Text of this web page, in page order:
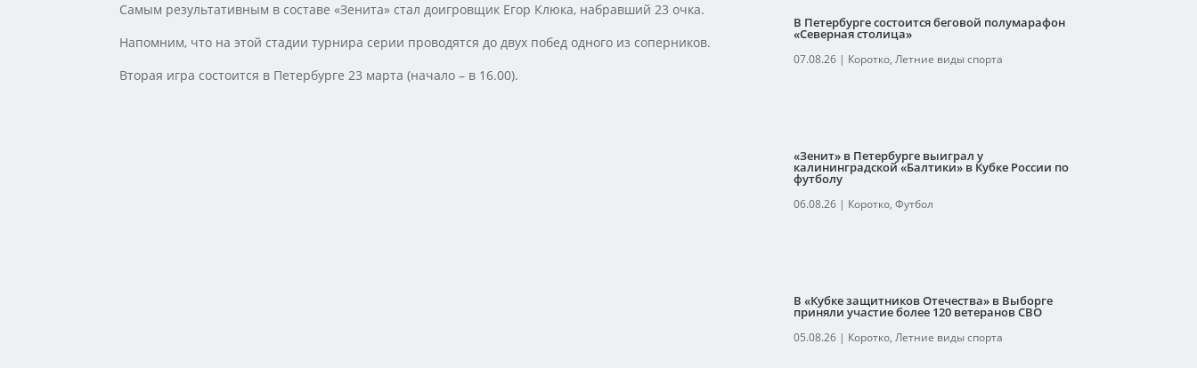
Самым результативным в составе «Зенита» стал доигровщик Егор Клюка, набравший 23 очка.
Напомним, что на этой стадии турнира серии проводятся до двух побед одного из соперников.
Вторая игра состоится в Петербурге 23 марта (начало – в 16.00).
В Петербурге состоится беговой полумарафон
«Северная столица»
07.08.26| Коротко, Летние виды спорта
«Зенит» в Петербурге выиграл у
калининградской «Балтики» в Кубке России по
футболу
06.08.26| Коротко, Футбол
В «Кубке защитников Отечества» в Выборге
приняли участие более 120 ветеранов СВО
05.08.26| Коротко, Летние виды спорта